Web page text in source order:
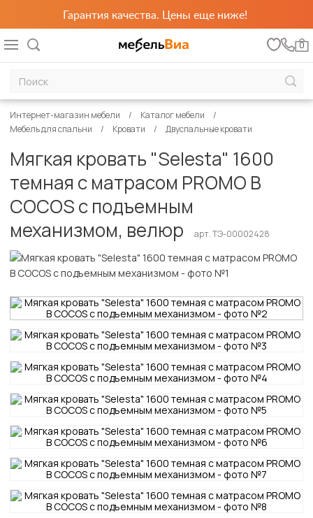
Гарантия качества. Цены еще ниже!
0
Интернет-магазин мебели
Каталог мебели
Мебель для спальни
Кровати Двуспальные кровати
Мягкая кровать "Selesta" 1600
темная с матрасом PROMO B
COCOS с подъемным
механизмом, велюр
арт. ТЭ-00002428